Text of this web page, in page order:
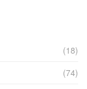
(18)
(74)